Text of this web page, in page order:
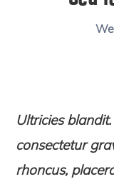
Ultricies
consectetur
rhoncus,